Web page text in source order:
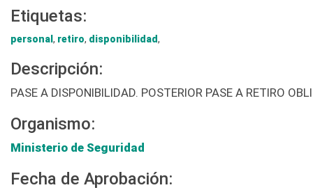
Etiquetas:
personal , retiro, disponibilidad,
Descripción:
PASE A DISPONIBILIDAD. POSTERIOR PASE A RETIRO
Organismo:
Ministerio de Seguridad
Fecha de Aprobación: